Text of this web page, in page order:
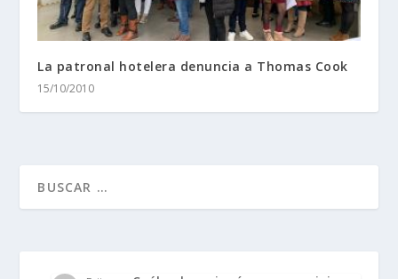
La patronal hotelera denuncia a Thomas Cook
15/10/2010